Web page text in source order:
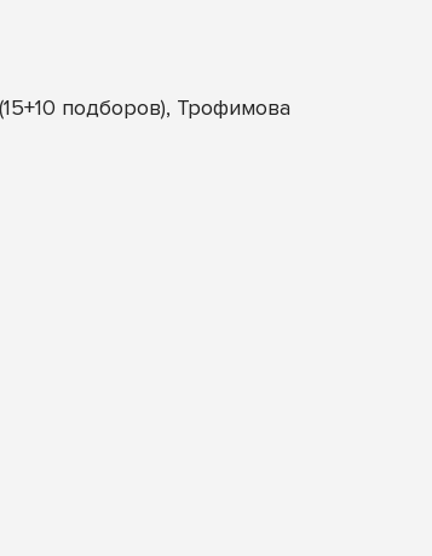
подборов), Трофимова